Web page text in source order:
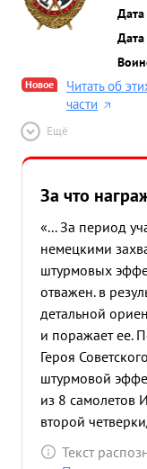
Дата
Новое
Читать об
части
Ещё
За что
«... За период
немецкими
штурмовых
отважен. в
детальной
и поражает ее.
Героя
штурмовой
из 8 самолетов
второй
штурмовой удар
на П, танкам и
Текст